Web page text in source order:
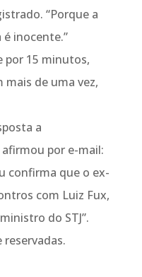
“Porque a
é inocente.”
por 15 minutos,
mais de uma vez,
a
por e-mail:
confirma que o ex-
com Luiz Fux,
do STJ”.